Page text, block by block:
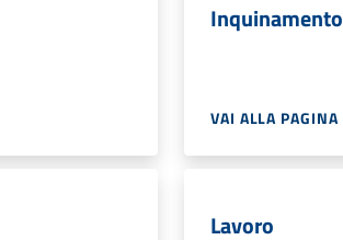
Inquinamento
VAI ALLA PAGINA
Lavoro